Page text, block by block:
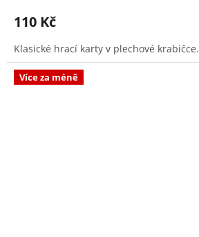
110 Kč
Klasické hrací karty v plechové krabičce.
Více za méně